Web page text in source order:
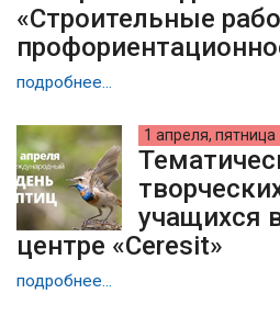
«Строительные
подробнее...
1 апреля, пятница
учащихся
центре «Ceresit»
подробнее...